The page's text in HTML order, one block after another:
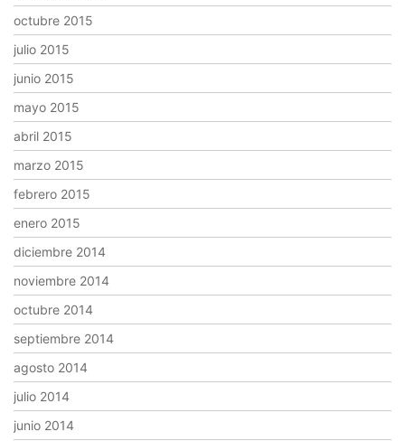
octubre 2015
julio 2015
junio 2015
mayo 2015
abril 2015
marzo 2015
febrero 2015
enero 2015
diciembre 2014
noviembre 2014
octubre 2014
septiembre 2014
agosto 2014
julio 2014
junio 2014